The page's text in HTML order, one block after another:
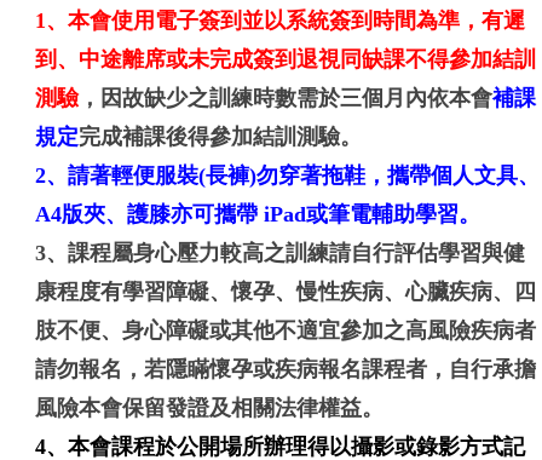
1、本會使用電子簽到並以系統簽到時間為準，有遲
到、中途離席或未完成簽到退視同缺課不得參加結訓
測驗，因故缺少之訓練時數需於三個月內依本會補課
規定完成補課後得參加結訓測驗。
2、請著輕便服裝(長褲)勿穿著拖鞋，攜帶個人文具、
A4版夾、護膝亦可攜帶 iPad或筆電輔助學習。
3、課程屬身心壓力較高之訓練請自行評估學習與健
康程度有學習障礙、懷孕、慢性疾病、心臟疾病、四
肢不便、身心障礙或其他不適宜參加之高風險疾病者
請勿報名，若隱瞞懷孕或疾病報名課程者，自行承擔
風險本會保留發證及相關法律權益。
4、本會課程於公開場所辦理得以攝影或錄影方式記